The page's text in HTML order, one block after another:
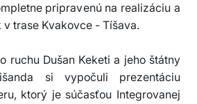
pripravenú na realizáciu a
trase Kvakovce - Tíšava.
ruchu Dušan Keketi a jeho štátny
si vypočuli prezentáciu
ktorý je súčasťou Integrovanej